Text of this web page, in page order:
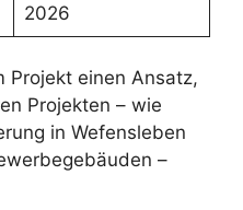
2026
Projekt einen Ansatz,
Projekten – wie
in Wefensleben
–